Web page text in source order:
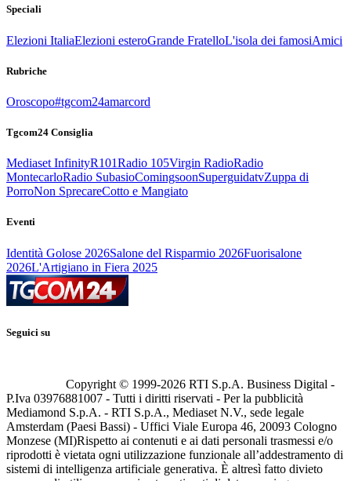
Speciali
Elezioni ItaliaElezioni esteroGrande FratelloL'isola dei famosiAmici
Rubriche
Oroscopo#tgcom24amarcord
Tgcom24 Consiglia
Mediaset InfinityR101Radio 105Virgin RadioRadio
MontecarloRadio SubasioComingsoonSuperguidatvZuppa di
PorroNon SprecareCotto e Mangiato
Eventi
Identità Golose 2026Salone del Risparmio 2026Fuorisalone
2026L'Artigiano in Fiera 2025
Seguici su
Copyright © 1999-2026 RTI S.p.A. Business Digital -
P.Iva 03976881007 - Tutti i diritti riservati - Per la pubblicità
Mediamond S.p.A. - RTI S.p.A., Mediaset N.V., sede legale
Amsterdam (Paesi Bassi) - Uffici Viale Europa 46, 20093 Cologno
Monzese (MI)Rispetto ai contenuti e ai dati personali trasmessi e/o
riprodotti è vietata ogni utilizzazione funzionale all’addestramento di
sistemi di intelligenza artificiale generativa. È altresì fatto divieto